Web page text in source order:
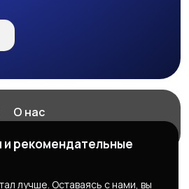
О нас
Экспресс Заказ
и рекомендательные
лучше. Оставаясь с нами, вы